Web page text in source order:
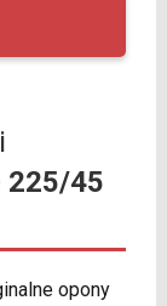
225/45
opony